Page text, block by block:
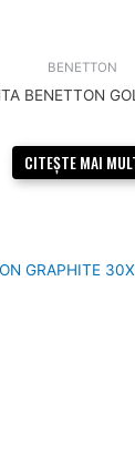
BENETTON
BENETTON
CITEȘTE MAI